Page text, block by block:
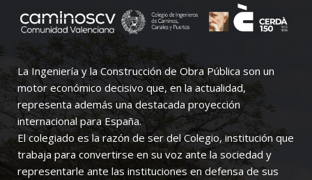
La Ingeniería y la Construcción de Obra Pública son un
motor económico decisivo que, en la actualidad,
representa además una destacada proyección
internacional para España.
El colegiado es la razón de ser del Colegio, institución que
trabaja para convertirse en su voz ante la sociedad y
representarle ante las instituciones en defensa de sus